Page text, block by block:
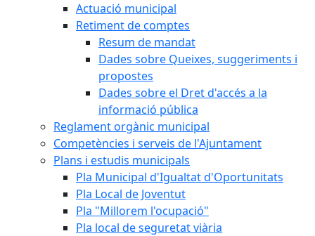
Actuació municipal
Retiment de comptes
Resum de mandat
Dades sobre Queixes, suggeriments i
propostes
Dades sobre el Dret d'accés a la
informació pública
Reglament orgànic municipal
Competències i serveis de l'Ajuntament
Plans i estudis municipals
Pla Municipal d'Igualtat d'Oportunitats
Pla Local de Joventut
Pla "Millorem l'ocupació"
Pla local de seguretat viària